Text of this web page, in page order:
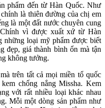
phẩm đến từ Hàn Quốc. Như
là thiên đường của chị em
là một đất nước chuyên cung
vì được xuất xứ từ Hàn
những loại mỹ phẩm được biết
đẹp, giá thành bình ổn mà tận
không tưởng.
trên tất cả mọi miền tổ quốc
chống nắng Missha. Kem
với rất nhiều loại khác nhau
Mỗi một dòng sản phẩm như